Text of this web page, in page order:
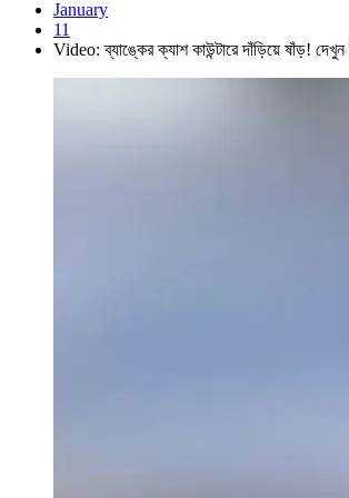
January
11
Video: ব্যাঙ্কের ক্যাশ কাউন্টারে দাঁড়িয়ে